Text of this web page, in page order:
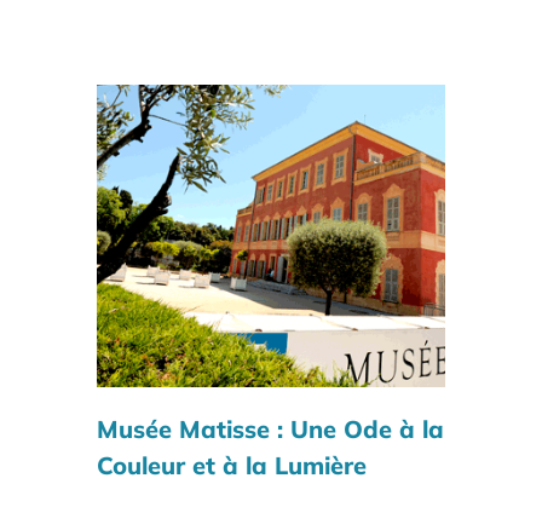
Musée Matisse : Une Ode à la
Couleur et à la Lumière